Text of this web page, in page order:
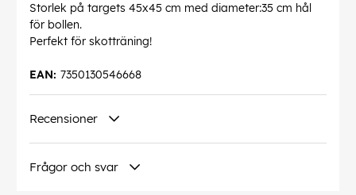
Storlek på targets 45x45 cm med diameter:35 cm hål
för bollen.
Perfekt för skotträning!
7350130546668
EAN:
Recensioner
Frågor och svar